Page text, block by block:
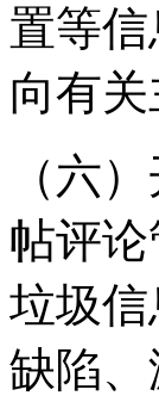
置等
向有关
（六
帖评
垃圾
缺陷